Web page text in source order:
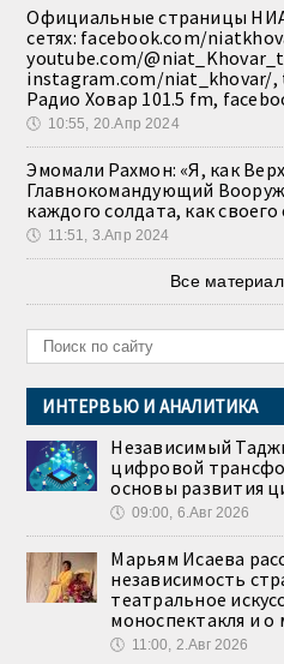
Официальные страницы
сетях: facebook.com/
youtube.com/
instagram.com/niat_khovar/
Радио Ховар 101.5 fm,
🕔 10:55, 20.Апр 2024
Эмомали Рахмон: «Я, как
Главнокомандующий
каждого солдата, как своего
🕔 11:51, 3.Апр 2024
Все
ИНТЕРВЬЮ И АНАЛИТИКА
Независимый
цифровой
основы развития
🕔 09:00, 6.Авг 2026
Марьям Исаева
независимость
театральное
моноспектакля и о
🕔 11:00, 2.Авг 2026